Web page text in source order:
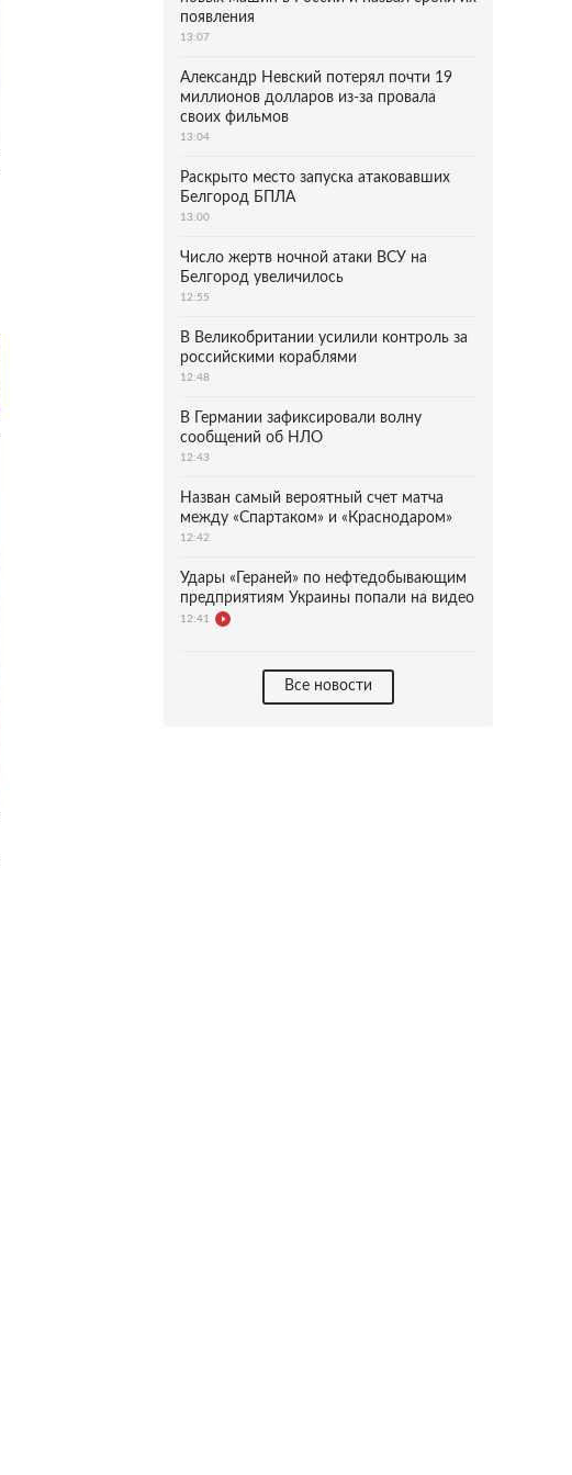
появления
13:07
Александр Невский потерял почти 19
миллионов долларов из-за провала
своих фильмов
13:04
Раскрыто место запуска атаковавших
Белгород БПЛА
13:00
Число жертв ночной атаки ВСУ на
Белгород увеличилось
12:55
В Великобритании усилили контроль за
российскими кораблями
12:48
В Германии зафиксировали волну
сообщений об НЛО
12:43
Назван самый вероятный счет матча
между «Спартаком» и «Краснодаром»
12:42
Удары «Гераней» по нефтедобывающим
предприятиям Украины попали на видео
12:41
Все новости